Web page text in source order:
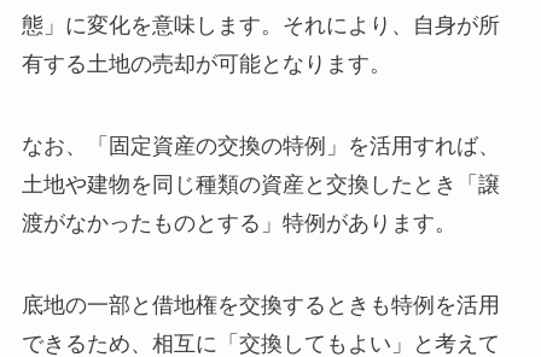
態」に変化を意味します。それにより、自身が所
有する土地の売却が可能となります。
なお、「固定資産の交換の特例」を活用すれば、
土地や建物を同じ種類の資産と交換したとき「譲
渡がなかったものとする」特例があります。
底地の一部と借地権を交換するときも特例を活用
できるため、相互に「交換してもよい」と考えて